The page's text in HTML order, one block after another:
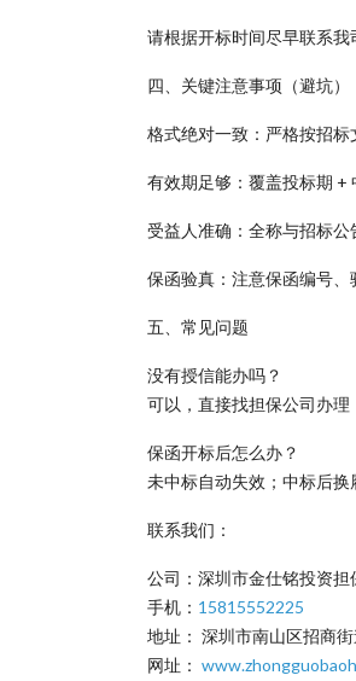
请根据开标时间尽早联系我
四、关键注意事项（避坑）
格式绝对一致：严格按招标
有效期足够：覆盖投标期 +
受益人准确：全称与招标公
保函验真：注意保函编号、
五、常见问题
没有授信能办吗？
可以，直接找担保公司办理
保函开标后怎么办？
未中标自动失效；中标后换
联系我们：
公司：深圳市金仕铭投资担
手机： 15815552225
地址： 深圳市南山区招商
网址：